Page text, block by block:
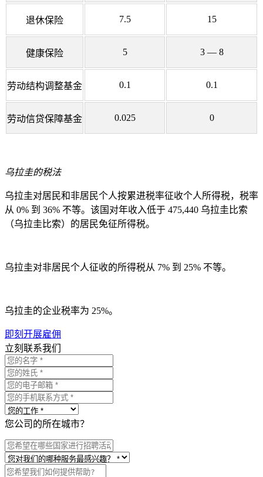
退休保险 7.5 15
健康保险 5 3 — 8
劳动结构调整基金 0.1 0.1
劳动信贷保障基金 0.025 0
乌拉圭的税法
乌拉圭对居民和非居民个人按累进税率征收个人所得税，税率
从 0% 到 36% 不等。该国对年收入低于 475,440 乌拉圭比索
（乌拉圭比索）的居民免征所得税。
乌拉圭对非居民个人征收的所得税从 7% 到 25% 不等。
乌拉圭的企业税率为 25%。
即刻开展雇佣
立刻联系我们
您公司的所在城市？